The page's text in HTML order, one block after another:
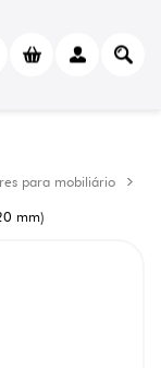
para mobiliário
mm)